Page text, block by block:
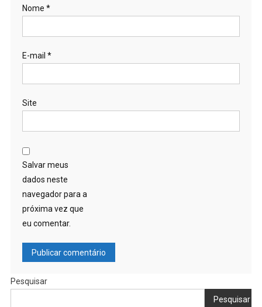
Nome *
E-mail *
Site
Salvar meus
dados neste
navegador para a
próxima vez que
eu comentar.
Pesquisar
Pesquisar